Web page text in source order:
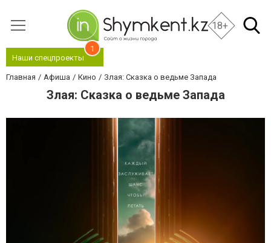
18+
Наши спецпроекты
1
Главная Афиша Кино Злая: Сказка о ведьме Запада
Злая: Сказка о ведьме Запада